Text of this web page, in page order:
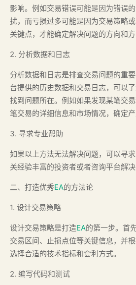
影响。例如交易错误可能是因为错误
扰，而亏损过多可能是因为交易策略
关键点，才能确定解决问题的方向和方
2. 分析数据和日志
分析数据和日志是排查交易问题的重
台提供的历史数据和交易日志，可以
找到问题所在。例如如果发现某笔交
笔交易的详细信息和市场情况，确定产
3. 寻求专业帮助
如果以上方法无法解决问题，可以寻
关经验丰富的投资者或者咨询平台解决
二、打造优秀EA的方法论
1. 设计交易策略
设计交易策略是打造EA的第一步。首
交易区间、止损点位等关键信息，并
选择合适的技术指标和套利方式。
2. 编写代码和测试